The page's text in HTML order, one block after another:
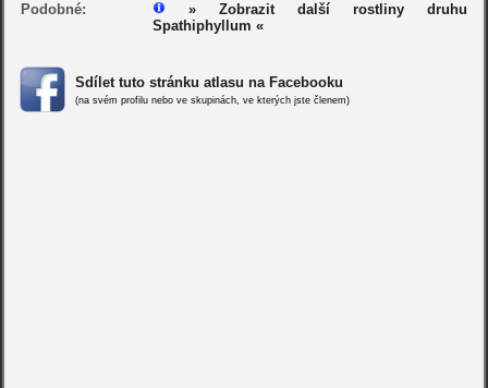
Podobné:
» Zobrazit další rostliny druhu
Spathiphyllum «
Sdílet tuto stránku atlasu na Facebooku
(na svém profilu nebo ve skupinách, ve kterých jste členem)